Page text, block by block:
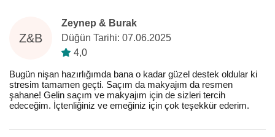
Z&B
Zeynep & Burak
Düğün Tarihi: 07.06.2025
4,0
Bugün nişan hazırlığımda bana o kadar güzel destek oldular ki
stresim tamamen geçti. Saçım da makyajım da resmen
şahane! Gelin saçım ve makyajım için de sizleri tercih
edeceğim. İçtenliğiniz ve emeğiniz için çok teşekkür ederim.